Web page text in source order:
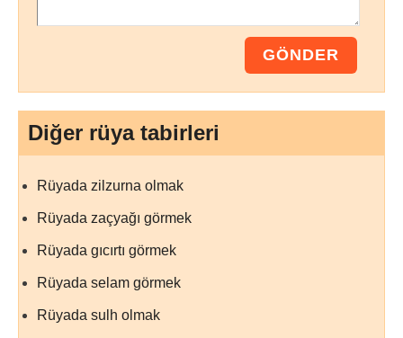
Diğer rüya tabirleri
Rüyada zilzurna olmak
Rüyada zaçyağı görmek
Rüyada gıcırtı görmek
Rüyada selam görmek
Rüyada sulh olmak